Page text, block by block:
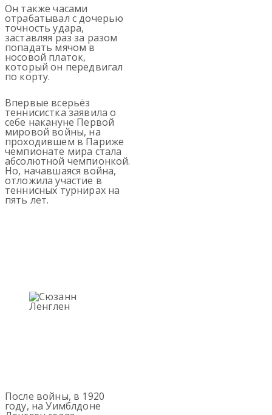
Он также часами
отрабатывал с дочерью
точность удара,
заставляя раз за разом
попадать мячом в
носовой платок,
который он передвигал
по корту.
Впервые всерьёз
теннисистка заявила о
себе накануне Первой
мировой войны, на
проходившем в Париже
чемпионате мира стала
абсолютной чемпионкой.
Но, начавшаяся война,
отложила участие в
теннисных турнирах на
пять лет.
После войны, в 1920
году, на Уимблдоне